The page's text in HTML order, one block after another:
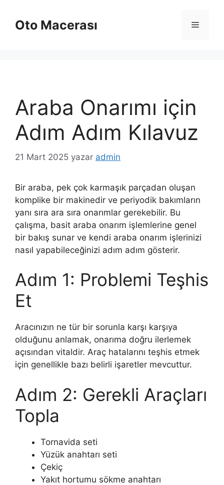
Oto Macerası Menü
Araba Onarımı için
Adım Adım Kılavuz
21 Mart 2025 yazar admin
Bir araba, pek çok karmaşık parçadan oluşan
komplike bir makinedir ve periyodik bakımların
yanı sıra ara sıra onarımlar gerekebilir. Bu
çalışma, basit araba onarım işlemlerine genel
bir bakış sunar ve kendi araba onarım işlerinizi
nasıl yapabileceğinizi adım adım gösterir.
Adım 1: Problemi Teşhis
Et
Aracınızın ne tür bir sorunla karşı karşıya
olduğunu anlamak, onarıma doğru ilerlemek
açısından vitaldir. Araç hatalarını teşhis etmek
için genellikle bazı belirli işaretler mevcuttur.
Adım 2: Gerekli Araçları
Topla
Tornavida seti
Yüzük anahtarı seti
Çekiç
Yakıt hortumu sökme anahtarı